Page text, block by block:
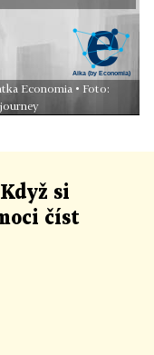
Economia • Foto:
si
číst